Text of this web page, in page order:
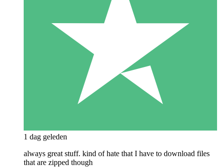
1 dag geleden
always great stuff. kind of hate that I have to download files
that are zipped though